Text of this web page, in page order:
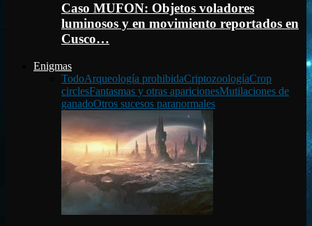
Caso MUFON: Objetos voladores
luminosos y en movimiento reportados en
Cusco…
Enigmas
TodoArqueología prohibidaCriptozoologíaCrop
circlesFantasmas y otras aparicionesMutilaciones de
ganadoOtros sucesos paranormales